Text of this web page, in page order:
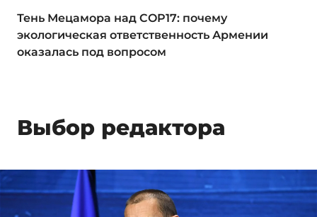
Тень Мецамора над COP17: почему
экологическая ответственность Армении
оказалась под вопросом
Выбор редактора